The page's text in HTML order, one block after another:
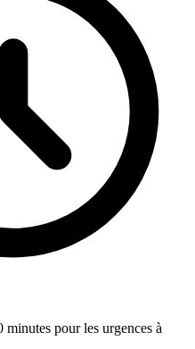
pour les urgences à